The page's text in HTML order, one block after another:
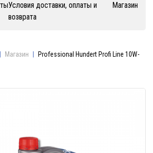
Условия доставки, оплаты и
возврата
Магазин
Магазин
Professional Hundert Profi Line 10W-